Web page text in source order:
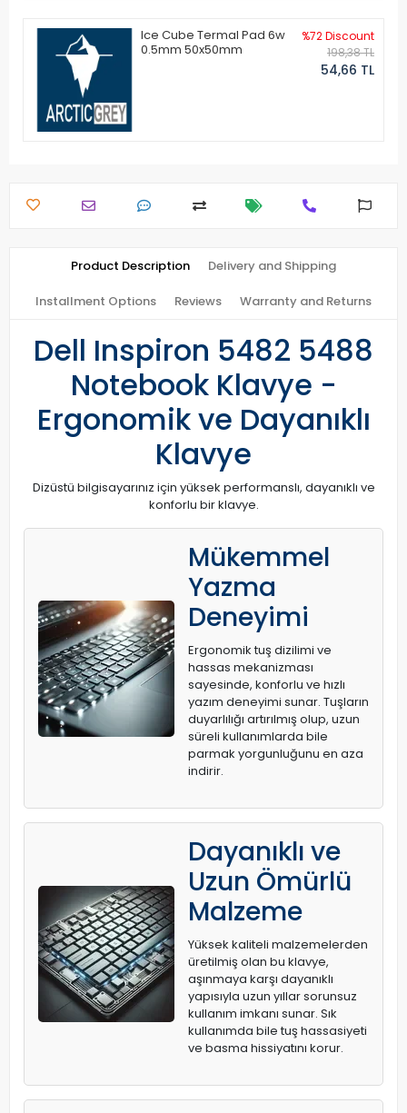
Ice Cube Termal Pad 6w
0.5mm 50x50mm
%72 Discount
198,38 TL
54,66 TL
Product Description Delivery and Shipping
Installment Options Reviews Warranty and Returns
Dell Inspiron 5482 5488
Notebook Klavye -
Ergonomik ve Dayanıklı
Klavye
Dizüstü bilgisayarınız için yüksek performanslı, dayanıklı ve
konforlu bir klavye.
Mükemmel
Yazma
Deneyimi
Ergonomik tuş dizilimi ve
hassas mekanizması
sayesinde, konforlu ve hızlı
yazım deneyimi sunar. Tuşların
duyarlılığı artırılmış olup, uzun
süreli kullanımlarda bile
parmak yorgunluğunu en aza
indirir.
Dayanıklı ve
Uzun Ömürlü
Malzeme
Yüksek kaliteli malzemelerden
üretilmiş olan bu klavye,
aşınmaya karşı dayanıklı
yapısıyla uzun yıllar sorunsuz
kullanım imkanı sunar. Sık
kullanımda bile tuş hassasiyeti
ve basma hissiyatını korur.